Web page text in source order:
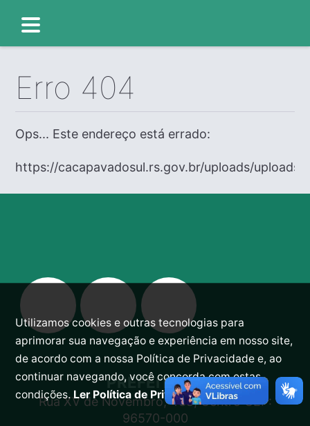
Erro 404
Ops... Este endereço está errado:
https://cacapavadosul.rs.gov.br/uploads/uploads/
PREFEITURA
Rua XV de Novembro, 438, Centro CEP:
96570-000
Utilizamos cookies e outras tecnologias para
aprimorar sua navegação e experiência em nosso site,
de acordo com a nossa Política de Privacidade e, ao
continuar navegando, você concorda com estas
condições.Ler Política de Privacidade.